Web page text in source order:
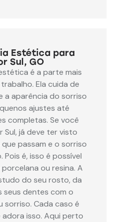
Estética para
Sul, GO
é a parte mais
Ela cuida de
a aparência do sorriso
ajustes até
completas. Se você
Sul, já deve ter visto
passam e o sorriso
Pois é, isso é possível
ou resina. A
do seu rosto, da
seus dentes com o
sorriso. Cada caso é
adora isso. Aqui perto